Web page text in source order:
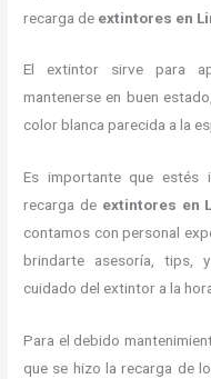
recarga de extintores en
El extintor sirve para
mantenerse en buen
color blanca parecida a la
Es importante que
recarga de extintores en
contamos con personal
brindarte asesoría, tips,
cuidado del extintor a la
Para el debido
que se hizo la recarga de